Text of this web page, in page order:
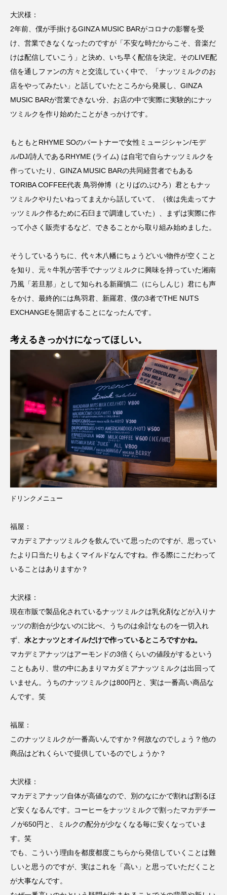
大沢様：
2年前、僕が手掛けるGINZA MUSIC BARがコロナの影響を受
け、営業できなくなったのですが「不安な時だからこそ、音楽だ
けは配信していこう」と決め、いち早く配信を決定。そのLIVE配
信を通しファンの方々と交流していく中で、「ナッツミルクのお
店をやってみたい」と話していたところから発展し、GINZA
MUSIC BARが営業できない分、お店の中で実際に実験的にナッ
ツミルクを作り始めたことがきっかけです。
もともとRHYME SOのパートナーで女性ミュージシャン/モデ
ル/DJ/詩人であるRHYME (ライム) は自宅で自らナッツミルクを
作っていたり、GINZA MUSIC BARの共同経営者でもある
TORIBA COFFEE代表 鳥羽伸博（とりばのぶひろ）君ともナッ
ツミルクやりたいねってまえから話していて、（彼は先走ってナ
ッツミルク作るために石臼まで調達していた）、まずは実際に作
って小さく販売するなど、できることから取り組み始めました。
そうしているうちに、代々木八幡にちょうどいい物件が空くこと
を知り、元々牛乳が苦手でナッツミルクに興味を持っていた湘南
乃風「若旦那」として知られる新羅慎二（にらしんじ）君にも声
をかけ、最終的には鳥羽君、新羅君、僕の3者でTHE NUTS
EXCHANGEを開店することになったんです。
考えるきっかけになってほしい。
ドリンクメニュー
福屋：
マカデミアナッツミルクを飲んでいて思ったのですが、思ってい
たより口当たりもよくマイルドなんですね。作る際にこだわって
いることはありますか？
大沢様：
現在市販で製品化されているナッツミルクは乳化剤などが入りナ
ッツの割合が少ないのに比べ、うちのは余計なものを一切入れ
ず、 水とナッツとオイルだけで作っているところですかね。
マカデミアナッツはアーモンドの3倍くらいの値段がするという
こともあり、世の中にあまりマカダミアナッツミルクは出回って
いません。うちのナッツミルクは800円と、実は一番高い商品な
んです。笑
福屋：
このナッツミルクが一番高いんですか？何故なのでしょう？他の
商品はどれくらいで提供しているのでしょうか？
大沢様：
マカデミアナッツ自体が高値なので、別のなにかで割れば割るほ
ど安くなるんです。コーヒーをナッツミルクで割ったマカデチー
ノが650円と、ミルクの配分が少なくなる毎に安くなっていま
す。笑
でも、こういう理由を都度都度こちらから発信していくことは難
しいと思うのですが、実はこれを「高い」と思っていただくこと
が大事なんです。